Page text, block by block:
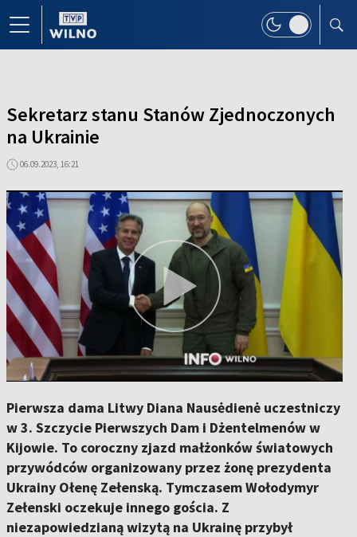
Sekretarz stanu Stanów Zjednoczonych
na Ukrainie
06.09.2023, 16:21
Pierwsza dama Litwy Diana Nausėdienė uczestniczy
w 3. Szczycie Pierwszych Dam i Dżentelmenów w
Kijowie. To coroczny zjazd małżonków światowych
przywódców organizowany przez żonę prezydenta
Ukrainy Ołenę Zełenską. Tymczasem Wołodymyr
Zełenski oczekuje innego gościa. Z
niezapowiedzianą wizytą na Ukrainę przybył